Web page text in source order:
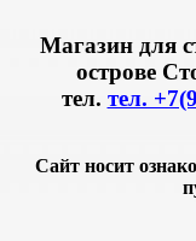
Магазин для
острове
тел. тел.
Сайт носит